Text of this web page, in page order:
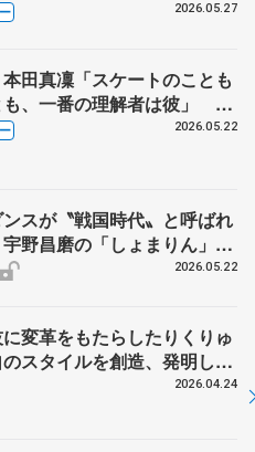
悟 2026.05.27
本田真凜「スケートのことも
も、一番の理解者は彼」 引
インタビューで語った競技
2026.05.22
スが〝戦国時代〟と呼ばれ
野昌磨の「しょまりん」ら
相次いで参戦 国内の競争激
2026.05.22
変革をもたらしたりくりゅ
スタイルを創造、発明した
後②】
2026.04.24